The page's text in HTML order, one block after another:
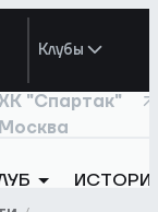
Клубы
"Спартак"
Москва